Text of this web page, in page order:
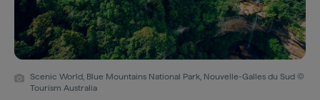
Scenic World, Blue Mountains National Park, Nouvelle-Galles du Sud ©
Tourism Australia